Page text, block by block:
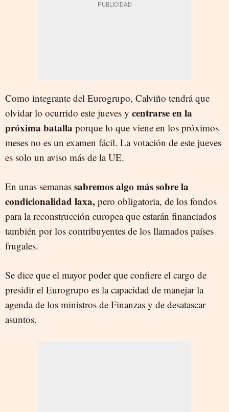
Como integrante del Eurogrupo, Calviño tendrá que
olvidar lo ocurrido este jueves y centrarse en la
próxima batalla porque lo que viene en los próximos
meses no es un examen fácil. La votación de este jueves
es solo un aviso más de la UE.
En unas semanas sabremos algo más sobre la
condicionalidad laxa, pero obligatoria, de los fondos
para la reconstrucción europea que estarán financiados
también por los contribuyentes de los llamados países
frugales.
Se dice que el mayor poder que confiere el cargo de
presidir el Eurogrupo es la capacidad de manejar la
agenda de los ministros de Finanzas y de desatascar
asuntos.